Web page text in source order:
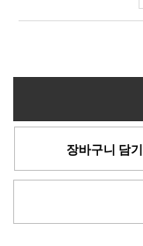
장바구니 담기